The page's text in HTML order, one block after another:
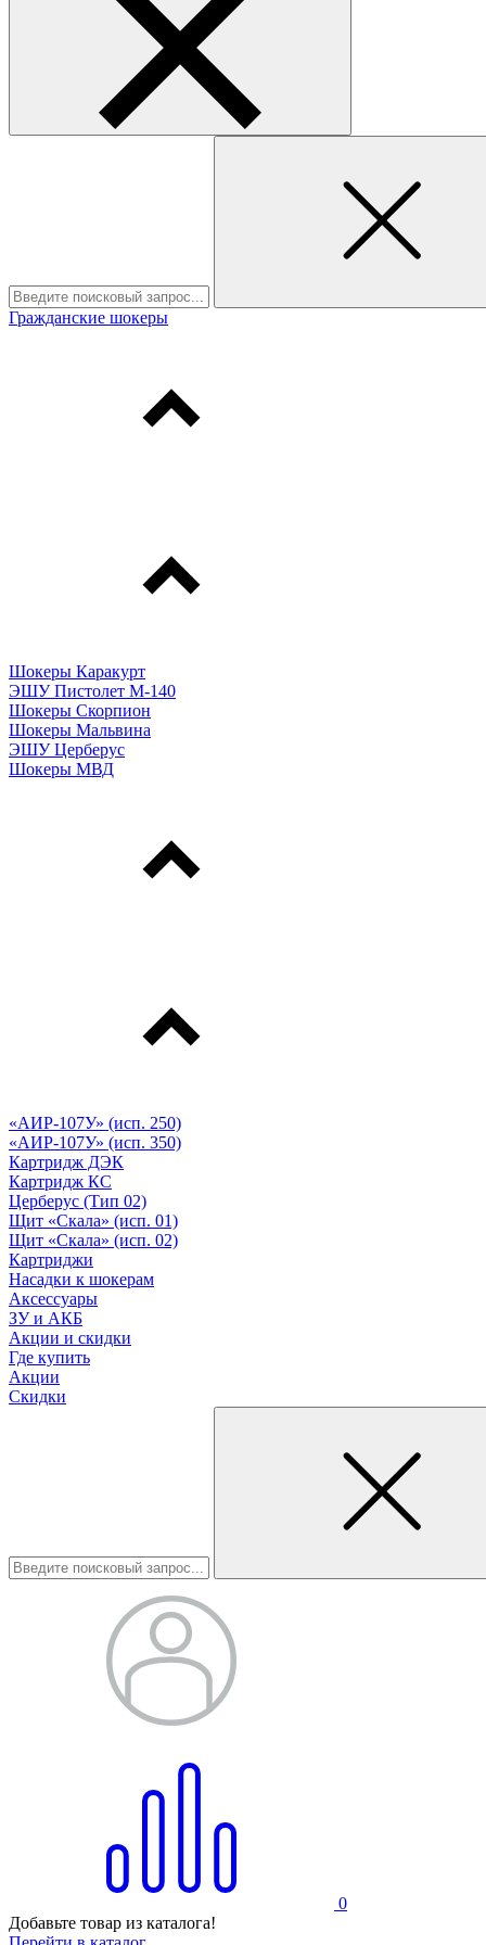
Гражданские шокеры
Шокеры Каракурт
ЭШУ Пистолет М-140
Шокеры Скорпион
Шокеры Мальвина
ЭШУ Церберус
Шокеры МВД
«АИР-107У» (исп. 250)
«АИР-107У» (исп. 350)
Картридж ДЭК
Картридж КС
Церберус (Тип 02)
Щит «Скала» (исп. 01)
Щит «Скала» (исп. 02)
Картриджи
Насадки к шокерам
Аксессуары
ЗУ и АКБ
Акции и скидки
Где купить
Акции
Скидки
0
Добавьте товар из каталога!